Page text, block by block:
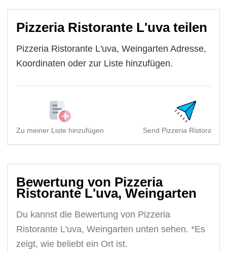
Pizzeria Ristorante L'uva teilen
Pizzeria Ristorante L'uva, Weingarten Adresse,
Koordinaten oder zur Liste hinzufügen.
Zu meiner Liste hinzufügen Send Pizzeria Ristorante
Bewertung von Pizzeria
Ristorante L'uva, Weingarten
Du kannst die Bewertung von Pizzeria
Ristorante L'uva, Weingarten unten sehen. *Es
zeigt, wie beliebt ein Ort ist.